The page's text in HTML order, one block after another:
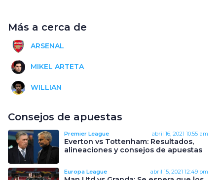
Más a cerca de
ARSENAL
MIKEL ARTETA
WILLIAN
Consejos de apuestas
Premier League abril 16, 2021 10:55 am
Everton vs Tottenham: Resultados,
alineaciones y consejos de apuestas
Europa League abril 15, 2021 12:49 pm